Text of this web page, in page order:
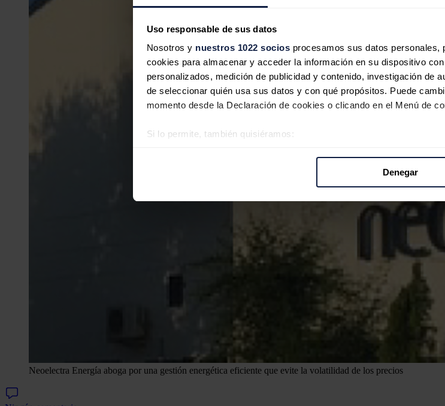
Uso responsable de sus datos
Nosotros y nuestros 1022 socios procesamos sus datos personales,
cookies para almacenar y acceder la información en su dispositivo
personalizados, medición de publicidad y contenido, investigación de
de seleccionar quién usa sus datos y con qué propósitos. Puede
momento desde la Declaración de cookies o clicando en el Menú de
Si lo permite, también quisiéramos:
Las cookies de este sitio web se usan para personalizar el contenido
y analizar el tráfico. Además, compartimos información sobre el uso
redes sociales, publicidad y análisis web, quienes pueden combinarla
que hayan recopilado a partir del uso que haya hecho de sus servicios.
Denegar
Neoelectra Energía aboga por una gestión energética eficiente que evite la volatilidad de los precios